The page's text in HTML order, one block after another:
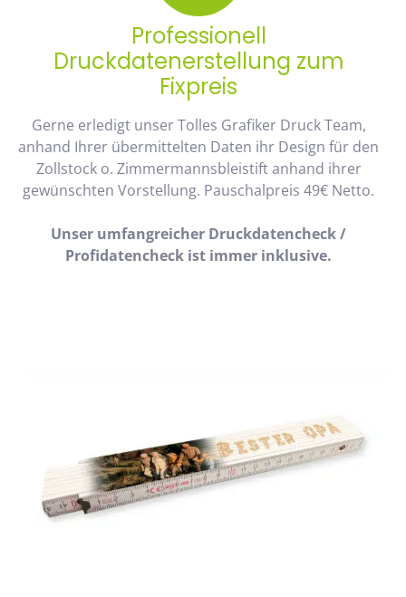
Professionell
Druckdatenerstellung zum
Fixpreis
Gerne erledigt unser Tolles Grafiker Druck Team,
anhand Ihrer übermittelten Daten ihr Design für den
Zollstock o. Zimmermannsbleistift anhand ihrer
gewünschten Vorstellung. Pauschalpreis 49€ Netto.
Unser umfangreicher Druckdatencheck /
Profidatencheck ist immer inklusive.